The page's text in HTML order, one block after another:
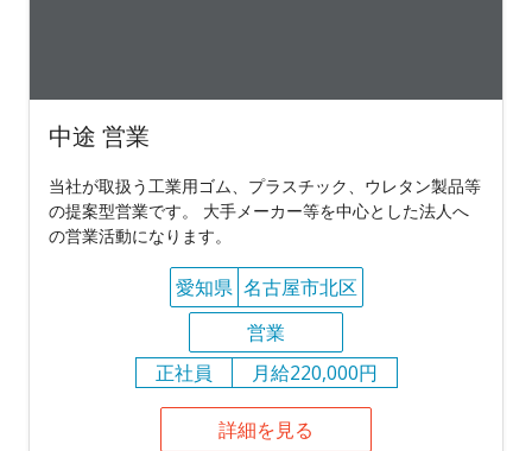
中途 営業
当社が取扱う工業用ゴム、プラスチック、ウレタン製品等
の提案型営業です。 大手メーカー等を中心とした法人へ
の営業活動になります。
愛知県 名古屋市北区
営業
正社員
月給220,000円
詳細を見る